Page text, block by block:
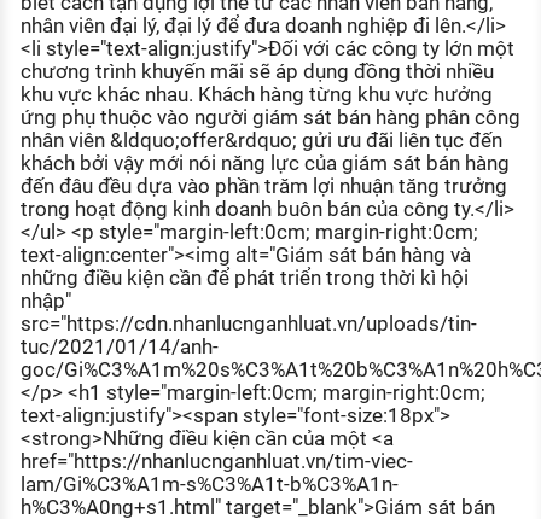
nhân viên đại lý, đại lý để đưa doanh nghiệp đi lên.</li>
<li style="text-align:justify">Đối với các công ty lớn một
chương trình khuyến mãi sẽ áp dụng đồng thời nhiều
khu vực khác nhau. Khách hàng từng khu vực hưởng
ứng phụ thuộc vào người giám sát bán hàng phân công
nhân viên &ldquo;offer&rdquo; gửi ưu đãi liên tục đến
khách bởi vậy mới nói năng lực của giám sát bán hàng
đến đâu đều dựa vào phần trăm lợi nhuận tăng trưởng
trong hoạt động kinh doanh buôn bán của công ty.</li>
</ul> <p style="margin-left:0cm; margin-right:0cm;
text-align:center"><img alt="Giám sát bán hàng và
những điều kiện cần để phát triển trong thời kì hội
nhập"
src="https://cdn.nhanlucnganhluat.vn/uploads/tin-
tuc/2021/01/14/anh-
goc/
</p> <h1 style="margin-left:0cm; margin-right:0cm;
text-align:justify"><span style="font-size:18px">
<strong>Những điều kiện cần của một <a
href="https://nhanlucnganhluat.vn/tim-viec-
lam/Gi%C3%A1m-s%C3%A1t-b%C3%A1n-
h%C3%A0ng+s1.html" target="_blank">Giám sát bán